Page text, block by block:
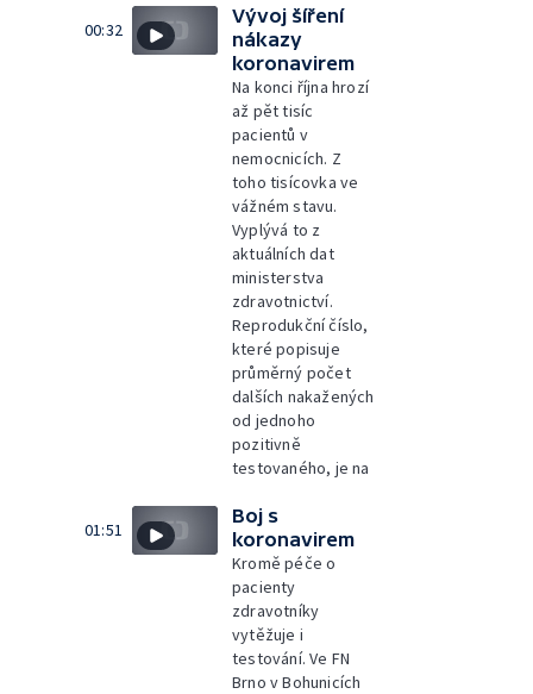
00:32
Vývoj šíření
nákazy
koronavirem
Na konci října hrozí
až pět tisíc
pacientů v
nemocnicích. Z
toho tisícovka ve
vážném stavu.
Vyplývá to z
aktuálních dat
ministerstva
zdravotnictví.
Reprodukční číslo,
které popisuje
průměrný počet
dalších nakažených
od jednoho
pozitivně
testovaného, je na
01:51
Boj s
koronavirem
Kromě péče o
pacienty
zdravotníky
vytěžuje i
testování. Ve FN
Brno v Bohunicích